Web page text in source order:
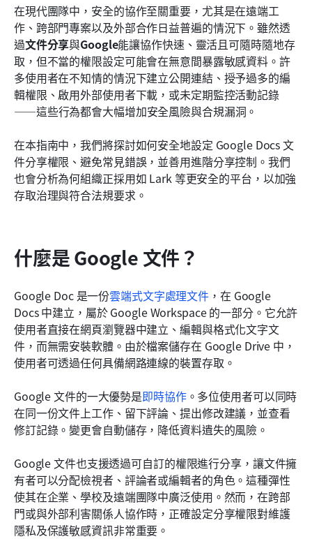
在現代團隊中，安全的協作至關重要，尤其是在遠端工
作、跨部門專案以及外部合作日益普遍的情況下。雖然透
過文件分享與Google能讓協作快速、靈活且可隨時隨地存
取，但不當的權限設定可能會在無意間暴露敏感資料。許
多使用者在不知情的情況下建立公開連結、授予過多的編
輯權限、啟用外部使用者下載，或未定期監控活動記錄
——這些行為都會大幅增加安全風險與合規漏洞。
在本指南中，我們將探討如何安全地設定 Google Docs 文
件分享權限、避免常見錯誤，並善用進階分享控制。我們
也會分析為何組織正採用如 Lark 等更安全的平台，以加強
存取治理與符合法規要求。
什麼是 Google 文件？
Google Doc 是一份雲端式文字處理文件 ，在 Google
Docs 中建立，屬於 Google Workspace 的一部分。它允許
使用者直接在網頁瀏覽器中建立、編輯與格式化文字文
件，而無需安裝軟體。由於檔案儲存在 Google Drive 中，
使用者可透過任何具備網路連線的裝置存取。
Google 文件的一大優勢是即時協作。多位使用者可以同時
在同一份文件上工作、留下評論、提出修改建議，並查看
修訂記錄。變更會自動儲存，降低資料遺失的風險。
Google 文件也支援透過可自訂的權限進行分享，讓文件擁
有者可以分配檢視者、評論者或編輯者的角色。這種彈性
使其在企業、學校及遠端團隊中廣泛使用。然而，在跨部
門或與外部利害關係人協作時，正確設定分享權限對維護
隱私及保護敏感資訊非常重要。
透過 Google 分享文件的風險
認識 Lark：更安全的文件協作替代方案
未來趨勢推動的安全協作文件共享
結論
相關閱讀